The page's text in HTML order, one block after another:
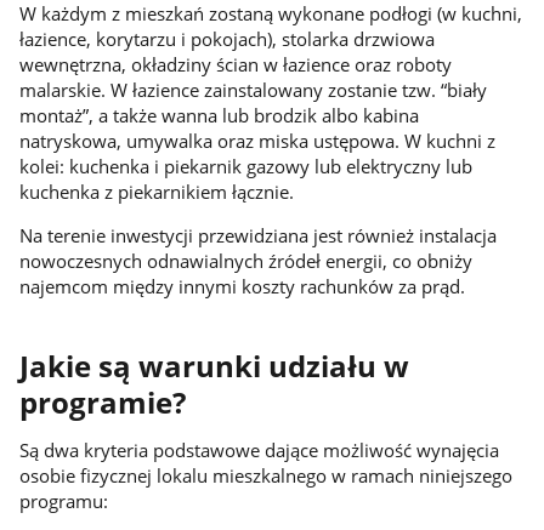
W każdym z mieszkań zostaną wykonane podłogi (w kuchni,
łazience, korytarzu i pokojach), stolarka drzwiowa
wewnętrzna, okładziny ścian w łazience oraz roboty
malarskie. W łazience zainstalowany zostanie tzw. “biały
montaż”, a także wanna lub brodzik albo kabina
natryskowa, umywalka oraz miska ustępowa. W kuchni z
kolei: kuchenka i piekarnik gazowy lub elektryczny lub
kuchenka z piekarnikiem łącznie.
Na terenie inwestycji przewidziana jest również instalacja
nowoczesnych odnawialnych źródeł energii, co obniży
najemcom między innymi koszty rachunków za prąd.
Jakie są warunki udziału w
programie?
Są dwa kryteria podstawowe dające możliwość wynajęcia
osobie fizycznej lokalu mieszkalnego w ramach niniejszego
programu: